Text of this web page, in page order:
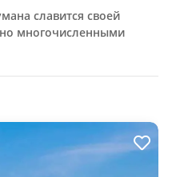
славится своей
многочисленными